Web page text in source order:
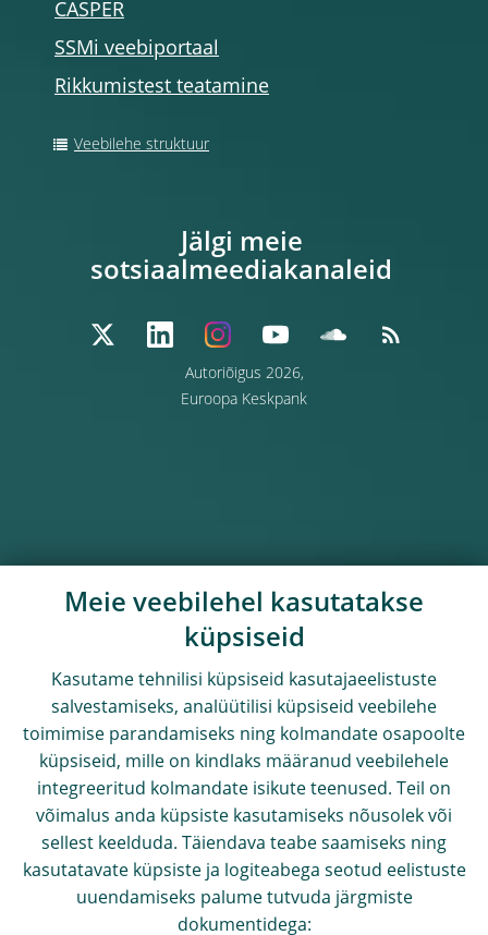
CASPER
SSMi veebiportaal
Rikkumistest teatamine
Veebilehe struktuur
Autoriõigus 2026,
Euroopa Keskpank
Jälgi meie
sotsiaalmeediakanaleid
Meie veebilehel kasutatakse
küpsiseid
Kasutame tehnilisi küpsiseid kasutajaeelistuste
salvestamiseks, analüütilisi küpsiseid veebilehe
toimimise parandamiseks ning kolmandate osapoolte
küpsiseid, mille on kindlaks määranud veebilehele
integreeritud kolmandate isikute teenused. Teil on
võimalus anda küpsiste kasutamiseks nõusolek või
sellest keelduda. Täiendava teabe saamiseks ning
kasutatavate küpsiste ja logiteabega seotud eelistuste
uuendamiseks palume tutvuda järgmiste
dokumentidega: